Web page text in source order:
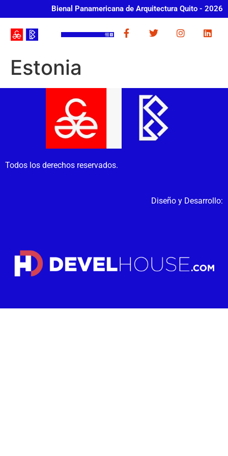
Bienal Panamericana de Arquitectura Quito - 2026
Estonia
Todos los derechos reservados.
Diseño y Desarrollo: